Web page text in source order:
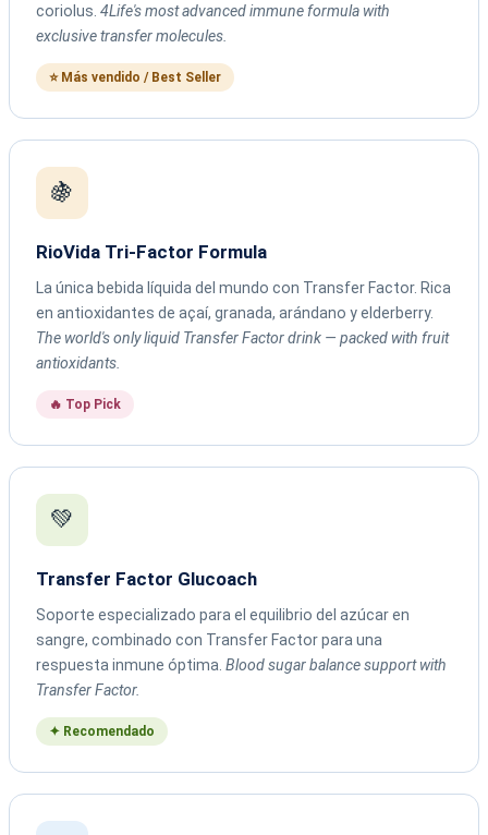
coriolus. 4Life's most advanced immune formula with
exclusive transfer molecules.
⭐ Más vendido / Best Seller
🍇
RioVida Tri-Factor Formula
La única bebida líquida del mundo con Transfer Factor. Rica
en antioxidantes de açaí, granada, arándano y elderberry.
The world's only liquid Transfer Factor drink — packed with fruit
antioxidants.
🔥 Top Pick
💚
Transfer Factor Glucoach
Soporte especializado para el equilibrio del azúcar en
sangre, combinado con Transfer Factor para una
respuesta inmune óptima. Blood sugar balance support with
Transfer Factor.
✦ Recomendado